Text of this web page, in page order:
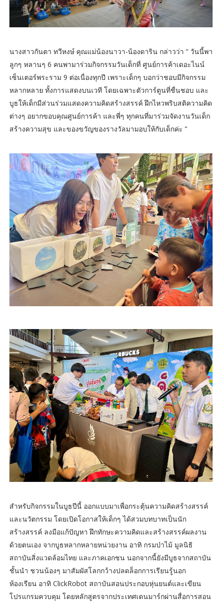
นางสาวกันตา ทวีหงษ์ คุณแม่น้องนาวา-น้องดาริน กล่าวว่า “ วันนี้พา
ลูกๆ หลานๆ 6 คนพามาร่วมกิจกรรมวันเด็กที่ ศูนย์การค้าเดอะไนน์
เซ็นเตอร์พระราม 9 ต่อเนื่องทุกปี เพราะเด็กๆ บอกว่าชอบมีกิจกรรม
หลากหลาย ทั้งการแสดงบนเวที โดยเฉพาะตัวการ์ตูนที่ชื่นชอบ และ
บูธให้เด็กมีส่วนร่วมแสดงความคิดสร้างสรรค์ ฝึกไหวพริบสติความคิด
ต่างๆ อยากขอบคุณศูนย์การค้า และพี่ๆ ทุกคนที่มาร่วมจัดงานวันเด็ก
สร้างความสุข และของขวัญของรางวัลมามอบให้กับเด็กค่ะ ”
สำหรับกิจกรรมในบูธปีนี้ ออกแบบมาเพื่อกระตุ้นความคิดสร้างสรรค์
และนวัตกรรม โดยเปิดโอกาสให้เด็กๆ ได้สวมบทบาทเป็นนัก
สร้างสรรค์ ลงมือแก้ปัญหา ฝึกทักษะความคิดและสร้างสรรค์ผลงาน
ด้วยตนเอง จากบูธหลากหลายหน่วยงาน อาทิ กรมป่าไม้ มูลนิธิ
สถาบันสิ่งแวดล้อมไทย และภาคเอกชน นอกจากนี้ยังมีบูธจากสถาบัน
ชั้นนำ ชวนน้องๆ มาสัมผัสโลกกว้างปลดล็อกการเรียนรู้นอก
ห้องเรียน อาทิ ClickRobot สถาบันสอนประกอบหุ่นยนต์และเขียน
โปรแกรมควบคุม โดยหลักสูตรจากประเทศเดนมาร์กผ่านสื่อการสอน